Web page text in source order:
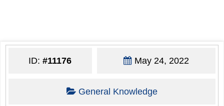
ID:#11176 May 24, 2022
General Knowledge